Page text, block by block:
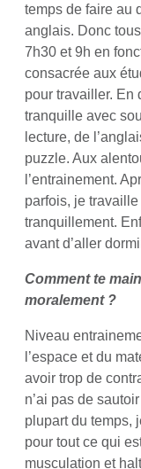
temps de faire au
anglais. Donc
7h30 et 9h en
consacrée aux
pour travailler. En
tranquille avec
lecture, de
puzzle. Aux
l’entrainement.
parfois, je
tranquillement.
avant d’aller
Comment te
moralement ?
Niveau
l’espace et du
avoir trop de
n’ai pas de
plupart du temps,
pour tout ce qui
musculation et